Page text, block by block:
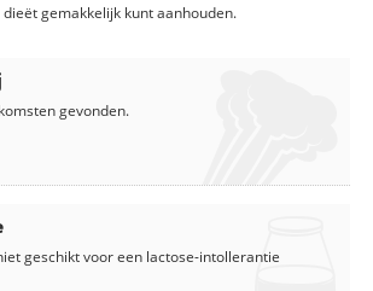
gemakkelijk kunt aanhouden.
gevonden.
geschikt voor een lactose-intollerantie